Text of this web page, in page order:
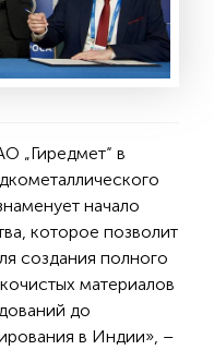
„Гиредмет“ в
начало
которое позволит
создания полного
материалов
до
в Индии», –